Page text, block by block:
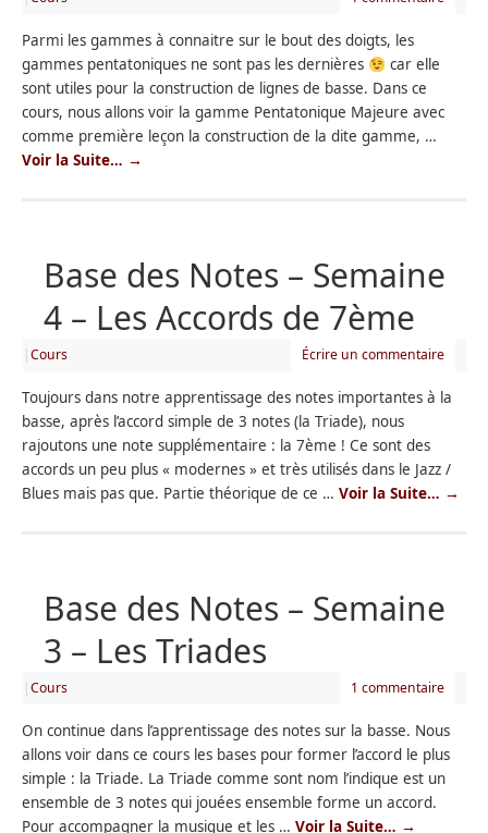
Parmi les gammes à connaitre sur le bout des doigts, les
gammes pentatoniques ne sont pas les dernières
car elle
sont utiles pour la construction de lignes de basse. Dans ce
cours, nous allons voir la gamme Pentatonique Majeure avec
comme première leçon la construction de la dite gamme, …
Voir la Suite… →
Base des Notes – Semaine
4 – Les Accords de 7ème
|Cours Écrire un commentaire
Toujours dans notre apprentissage des notes importantes à la
basse, après l’accord simple de 3 notes (la Triade), nous
rajoutons une note supplémentaire : la 7ème ! Ce sont des
accords un peu plus « modernes » et très utilisés dans le Jazz /
Blues mais pas que. Partie théorique de ce …Voir la Suite… →
Base des Notes – Semaine
3 – Les Triades
|Cours 1 commentaire
On continue dans l’apprentissage des notes sur la basse. Nous
allons voir dans ce cours les bases pour former l’accord le plus
simple : la Triade. La Triade comme sont nom l’indique est un
ensemble de 3 notes qui jouées ensemble forme un accord.
Pour accompagner la musique et les …Voir la Suite… →